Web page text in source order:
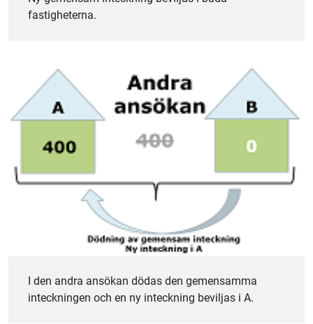
fastigheterna.
I den andra ansökan dödas den gemensamma
inteckningen och en ny inteckning beviljas i A.